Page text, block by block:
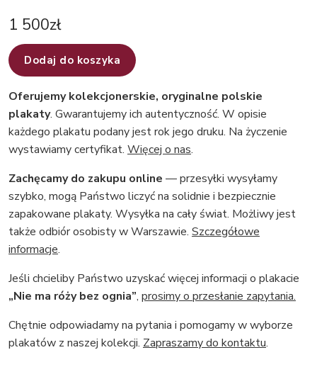
1 500zł
Dodaj do koszyka
Oferujemy kolekcjonerskie, oryginalne polskie
plakaty. Gwarantujemy ich autentyczność. W opisie
każdego plakatu podany jest rok jego druku. Na życzenie
wystawiamy certyfikat. Więcej o nas.
Zachęcamy do zakupu online — przesyłki wysyłamy
szybko, mogą Państwo liczyć na solidnie i bezpiecznie
zapakowane plakaty. Wysyłka na cały świat. Możliwy jest
także odbiór osobisty w Warszawie. Szczegółowe
informacje.
Jeśli chcieliby Państwo uzyskać więcej informacji o plakacie
„Nie ma róży bez ognia”, prosimy o przesłanie zapytania.
Chętnie odpowiadamy na pytania i pomogamy w wyborze
plakatów z naszej kolekcji. Zapraszamy do kontaktu.